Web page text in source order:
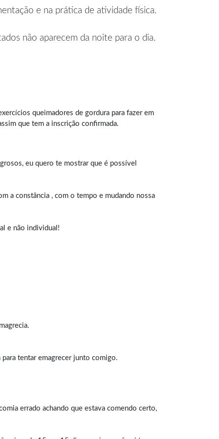
e na prática de atividade física.
não aparecem da noite para o dia.
queimadores de gordura para fazer em
que tem a inscrição confirmada.
eu quero te mostrar que é possível
a constância , com o tempo e mudando nossa
e não individual!
tentar emagrecer junto comigo.
errado achando que estava comendo certo,